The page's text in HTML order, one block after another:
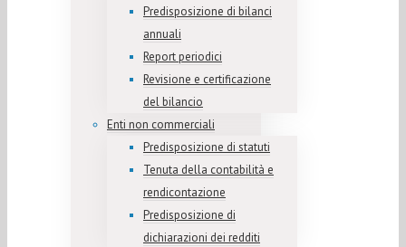
Predisposizione di bilanci
annuali
Report periodici
Revisione e certificazione
del bilancio
Enti non commerciali
Predisposizione di statuti
Tenuta della contabilità e
rendicontazione
Predisposizione di
dichiarazioni dei redditi